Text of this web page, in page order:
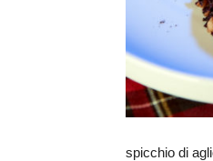
spicchio di